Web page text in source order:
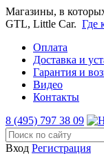
Магазины, в
GTL, Little Car. Где
Оплата
Доставка и
Гарантия и
Видео
Контакты
8 (495) 797 38 09
Вход Регистрация